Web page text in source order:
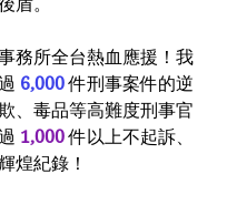
務所全台熱血應援！我
6,000 件刑事案件的逆
、毒品等高難度刑事官
1,000 件以上不起訴、
煌紀錄！